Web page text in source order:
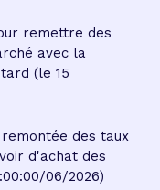
remettre des
avec la
(le 15
des taux
d'achat des
06/2026)